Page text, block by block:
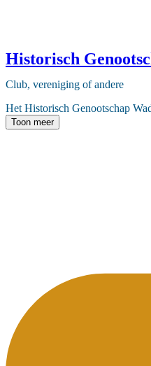
Historisch
Club, vereniging of andere
Het Historisch Genootschap
Toon meer